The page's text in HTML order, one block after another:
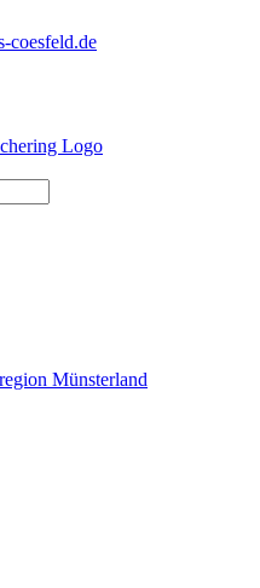
coesfeld.de
Münsterland